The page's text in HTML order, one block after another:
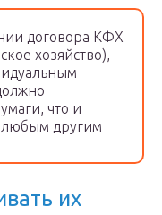
договора КФХ
хозяйство),
что и
любым другим
их